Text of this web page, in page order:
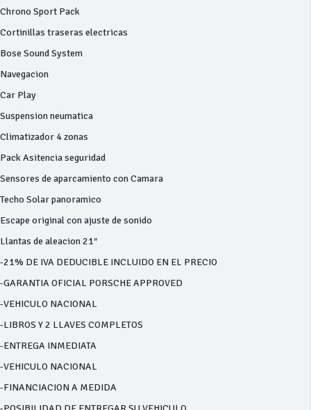
Chrono Sport Pack
Cortinillas traseras electricas
Bose Sound System
Navegacion
Car Play
Suspension neumatica
Climatizador 4 zonas
Pack Asitencia seguridad
Sensores de aparcamiento con Camara
Techo Solar panoramico
Escape original con ajuste de sonido
Llantas de aleacion 21″
-21% DE IVA DEDUCIBLE INCLUIDO EN EL PRECIO
-GARANTIA OFICIAL PORSCHE APPROVED
-VEHICULO NACIONAL
-LIBROS Y 2 LLAVES COMPLETOS
-ENTREGA INMEDIATA
-VEHICULO NACIONAL
-FINANCIACION A MEDIDA